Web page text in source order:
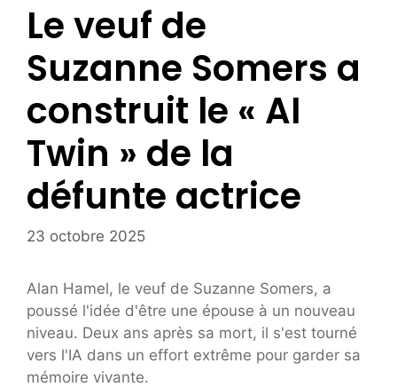
Le veuf de
Suzanne Somers a
construit le « AI
Twin » de la
défunte actrice
23 octobre 2025
Alan Hamel, le veuf de Suzanne Somers, a
poussé l'idée d'être une épouse à un nouveau
niveau. Deux ans après sa mort, il s'est tourné
vers l'IA dans un effort extrême pour garder sa
mémoire vivante.